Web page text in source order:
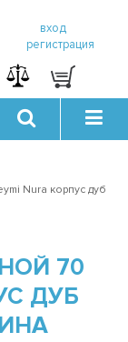
вход
регистрация
Nura корпус дуб
70
ДУБ